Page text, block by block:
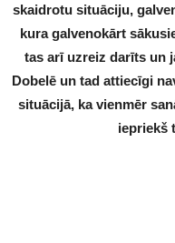
skaidrotu situāciju,
kura galvenokārt
tas arī uzreiz darīts un
Dobelē un tad attiecīgi
situācijā, ka vienmēr
iepriekš